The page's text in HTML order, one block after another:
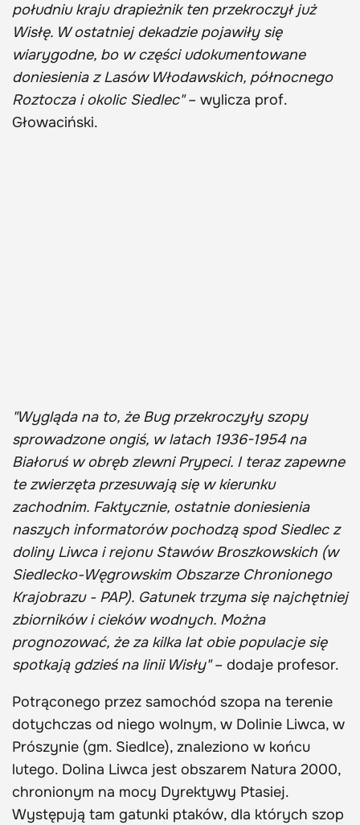
południu kraju drapieżnik ten przekroczył już
Wisłę. W ostatniej dekadzie pojawiły się
wiarygodne, bo w części udokumentowane
doniesienia z Lasów Włodawskich, północnego
Roztocza i okolic Siedlec"– wylicza prof.
Głowaciński.
"Wygląda na to, że Bug przekroczyły szopy
sprowadzone ongiś, w latach 1936-1954 na
Białoruś w obręb zlewni Prypeci. I teraz zapewne
te zwierzęta przesuwają się w kierunku
zachodnim. Faktycznie, ostatnie doniesienia
naszych informatorów pochodzą spod Siedlec z
doliny Liwca i rejonu Stawów Broszkowskich (w
Siedlecko-Węgrowskim Obszarze Chronionego
Krajobrazu - PAP). Gatunek trzyma się najchętniej
zbiorników i cieków wodnych. Można
prognozować, że za kilka lat obie populacje się
spotkają gdzieś na linii Wisły"– dodaje profesor.
Potrąconego przez samochód szopa na terenie
dotychczas od niego wolnym, w Dolinie Liwca, w
Prószynie (gm. Siedlce), znaleziono w końcu
lutego. Dolina Liwca jest obszarem Natura 2000,
chronionym na mocy Dyrektywy Ptasiej.
Występują tam gatunki ptaków, dla których szop